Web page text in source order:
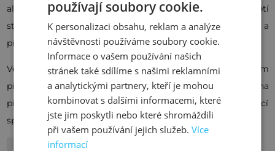
ale hlavně náš lokalizační ředitel a lokalizační inženýr zasvětí
studenty doinovací v překladatelských technologiích
a
představí budoucím kolegům nové překladatelské trendy.
Věříme, že tato naše iniciativa pomůže studentům
překladatelství a tlumočnictví zjednodušit vstup na
překladatelský trh a založit důvěru pro naši budoucí
spolupráci.
používají soubory cookie.
K personalizaci obsahu, reklam a analýze
návštěvnosti používáme soubory cookie.
Informace o vašem používání našich
stránek také sdílíme s našimi reklamními
a analytickými partnery, kteří je mohou
kombinovat s dalšími informacemi, které
jste jim poskytli nebo které shromáždili
při vašem používání jejich služeb.Více
informací